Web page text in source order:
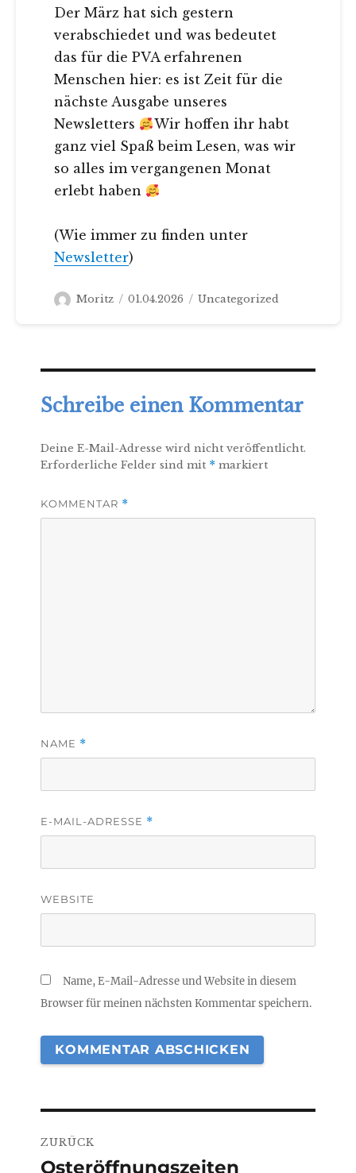
Der März hat sich gestern
verabschiedet und was bedeutet
das für die PVA erfahrenen
Menschen hier: es ist Zeit für die
nächste Ausgabe unseres
Newsletters
Wir hoffen ihr habt
ganz viel Spaß beim Lesen, was wir
so alles im vergangenen Monat
erlebt haben
(Wie immer zu finden unter
Newsletter)
Autor
Moritz
Veröffentlicht
01.04.2026 Kategorien
Uncategorized
Schreibe einen Kommentar
Deine E-Mail-Adresse wird nicht veröffentlicht.
Erforderliche Felder sind mit * markiert
KOMMENTAR *
NAME *
E-MAIL-ADRESSE *
WEBSITE
Name, E-Mail-Adresse und Website in diesem
Browser für meinen nächsten Kommentar speichern.
ZURÜCK
Vorheriger
Osteröffnungszeiten